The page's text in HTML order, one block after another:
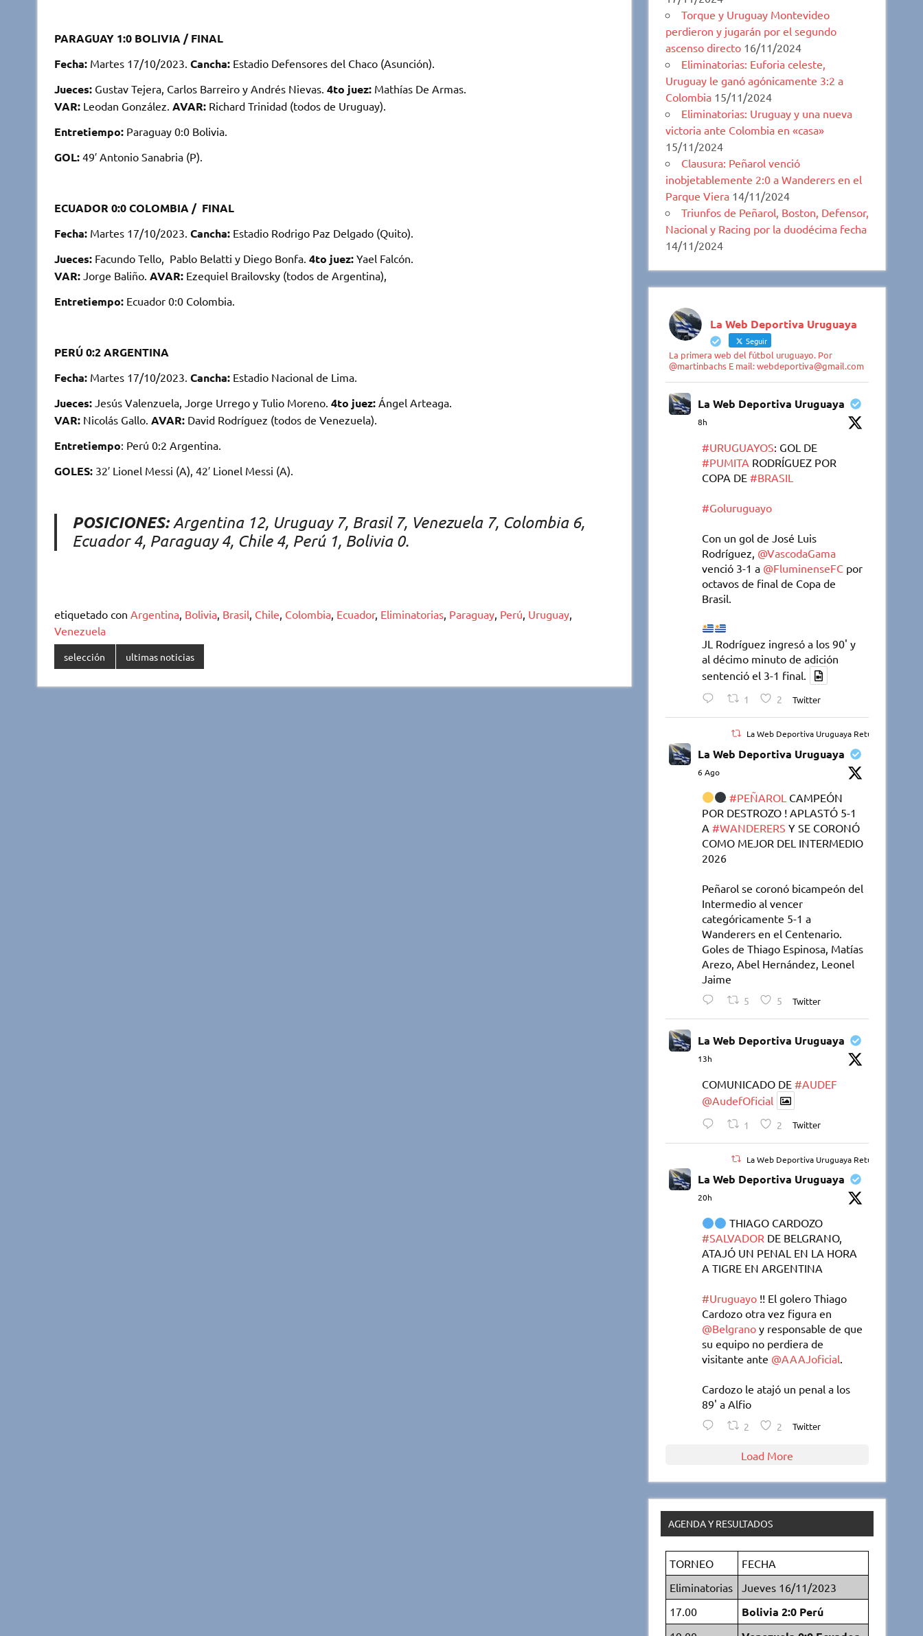
PARAGUAY 1:0 BOLIVIA / FINAL
Fecha:Martes 17/10/2023. Cancha:Estadio Defensores del Chaco (Asunción).
Jueces:Gustav Tejera, Carlos Barreiro y Andrés Nievas. 4to juez: Mathías De Armas.
VAR:Leodan González. AVAR: Richard Trinidad (todos de Uruguay).
Entretiempo:Paraguay 0:0 Bolivia.
GOL:49′ Antonio Sanabria (P).
ECUADOR 0:0 COLOMBIA / FINAL
Fecha:Martes 17/10/2023. Cancha:Estadio Rodrigo Paz Delgado (Quito).
Jueces:Facundo Tello, Pablo Belatti y Diego Bonfa. 4to juez: Yael Falcón.
VAR:Jorge Baliño. AVAR: Ezequiel Brailovsky (todos de Argentina),
Entretiempo:Ecuador 0:0 Colombia.
PERÚ 0:2 ARGENTINA
Fecha:Martes 17/10/2023. Cancha:Estadio Nacional de Lima.
Jueces:Jesús Valenzuela, Jorge Urrego y Tulio Moreno. 4to juez:Ángel Arteaga.
VAR:Nicolás Gallo. AVAR: David Rodríguez (todos de Venezuela).
Entretiempo: Perú 0:2 Argentina.
GOLES: 32′ Lionel Messi (A), 42′ Lionel Messi (A).
POSICIONES:Argentina 12, Uruguay 7, Brasil 7, Venezuela 7, Colombia 6,
Ecuador 4, Paraguay 4, Chile 4, Perú 1, Bolivia 0.
etiquetado con Argentina, Bolivia, Brasil, Chile, Colombia, Ecuador, Eliminatorias, Paraguay, Perú, Uruguay,
Venezuela
selección ultimas noticias
Torque y Uruguay Montevideo
perdieron y jugarán por el segundo
ascenso directo 16/11/2024
Eliminatorias: Euforia celeste,
Uruguay le ganó agónicamente 3:2 a
Colombia 15/11/2024
Eliminatorias: Uruguay y una nueva
victoria ante Colombia en «casa»
15/11/2024
Clausura: Peñarol venció
inobjetablemente 2:0 a Wanderers en el
Parque Viera 14/11/2024
Triunfos de Peñarol, Boston, Defensor,
Nacional y Racing por la duodécima fecha
14/11/2024
La Web Deportiva Uruguaya
Seguir
La primera web del fútbol uruguayo. Por
@martinbachs E mail: webdeportiva@gmail.com
La Web Deportiva Uruguaya
8h
#URUGUAYOS: GOL DE
#PUMITA RODRÍGUEZ POR
COPA DE#BRASIL
#Goluruguayo
Con un gol de José Luis
Rodríguez, @VascodaGama
venció 3-1 a @FluminenseFC por
octavos de final de Copa de
Brasil.
JL Rodríguez ingresó a los 90' y
al décimo minuto de adición
sentenció el 3-1 final.
1 2 Twitter
La Web Deportiva Uruguaya Retuiteado
La Web Deportiva Uruguaya
6 Ago
#PEÑAROL CAMPEÓN
POR DESTROZO ! APLASTÓ 5-1
A#WANDERERS Y SE CORONÓ
COMO MEJOR DEL INTERMEDIO
2026
Peñarol se coronó bicampeón del
Intermedio al vencer
categóricamente 5-1 a
Wanderers en el Centenario.
Goles de Thiago Espinosa, Matías
Arezo, Abel Hernández, Leonel
Jaime
5 5 Twitter
La Web Deportiva Uruguaya
13h
COMUNICADO DE#AUDEF
@AudefOficial
1 2 Twitter
La Web Deportiva Uruguaya Retuiteado
La Web Deportiva Uruguaya
20h
THIAGO CARDOZO
#SALVADOR DE BELGRANO,
ATAJÓ UN PENAL EN LA HORA
A TIGRE EN ARGENTINA
#Uruguayo !! El golero Thiago
Cardozo otra vez figura en
@Belgrano y responsable de que
su equipo no perdiera de
visitante ante @AAAJoficial.
Cardozo le atajó un penal a los
89' a Alfio
2 2 Twitter
Load More
AGENDA Y RESULTADOS
TORNEO
FECHA
Eliminatorias
Jueves 16/11/2023
17.00
Bolivia 2:0 Perú